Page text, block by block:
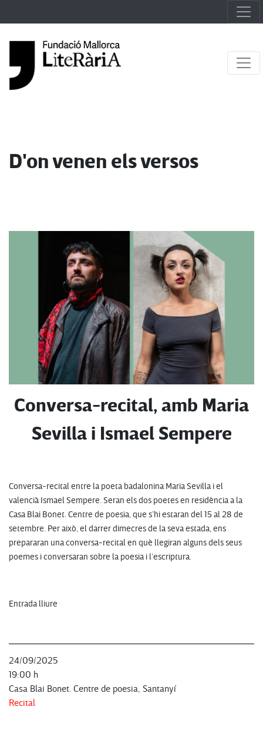
D'on venen els versos
Conversa-recital, amb Maria
Sevilla i Ismael Sempere
Conversa-recital entre la poeta badalonina Maria Sevilla i el
valencià Ismael Sempere. Seran els dos poetes en residència a la
Casa Blai Bonet. Centre de poesia, que s’hi estaran del 15 al 28 de
setembre. Per això, el darrer dimecres de la seva estada, ens
prepararan una conversa-recital en què llegiran alguns dels seus
poemes i conversaran sobre la poesia i l’escriptura.
Entrada lliure
24/09/2025
19:00 h
Casa Blai Bonet. Centre de poesia, Santanyí
Recital